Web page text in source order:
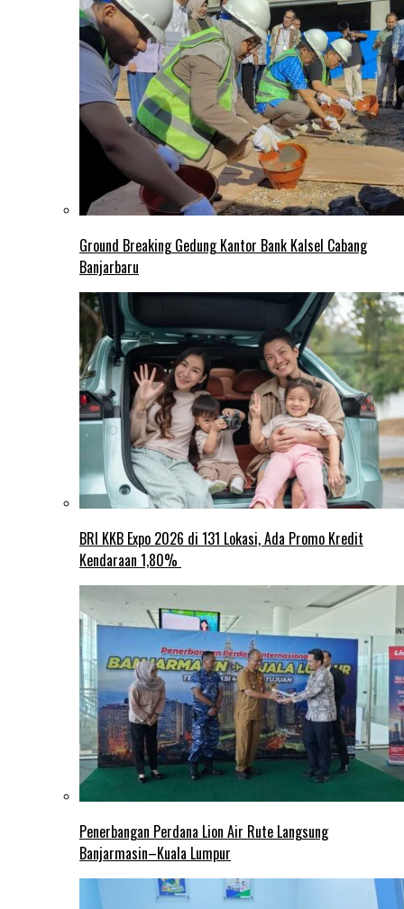
Ground Breaking Gedung Kantor Bank Kalsel Cabang
Banjarbaru
BRI KKB Expo 2026 di 131 Lokasi, Ada Promo Kredit
Kendaraan 1,80%
Penerbangan Perdana Lion Air Rute Langsung
Banjarmasin–Kuala Lumpur